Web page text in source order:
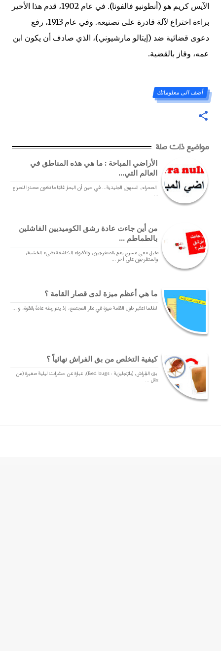
الآيس كريم هو (أنطونيو فالفونا). في عام 1902، قدم هذا الأخير
براءة اختراع لآلة قادرة على تصنيعه. وفي عام 1913، رفع
دعوى قضائية ضد (إيتالو مارشيوني)، الذي صادف أن يكون ابن
عمه، وفاز بالقضية.
أضف الى معلوماتك
مواضيع ذات صلة
الأراضي المباحة : ما هي هذه المناطق في
العالم التي...
الصحراء، السهول الجليدية... في حين أن البحار غالبًا ما تكون مصدرًا للصراع
...
من أين جاءت عادة رشق الكوميديين الفاشلين
بالطماطم ...
تخيل معي مسرح يعج بالمتفرجين، والأضواء الكاشفة تضيء الخشبة،
والمتفرجون على أحر ...
ما هي أعظم ميزة لدى قصار القامة ؟
لطالما اعتُبر طول القامة ميزة في نظر المجتمع، إذ يتم ربطه عادةً بالقوة، و ...
كيفية التخلص من بق الفراش نهائياً ؟
بق الفِراش، (بالإنجليزية : Bed bugs)، عبارة عن حشرات ليلية صغيرة (من
عائل ...